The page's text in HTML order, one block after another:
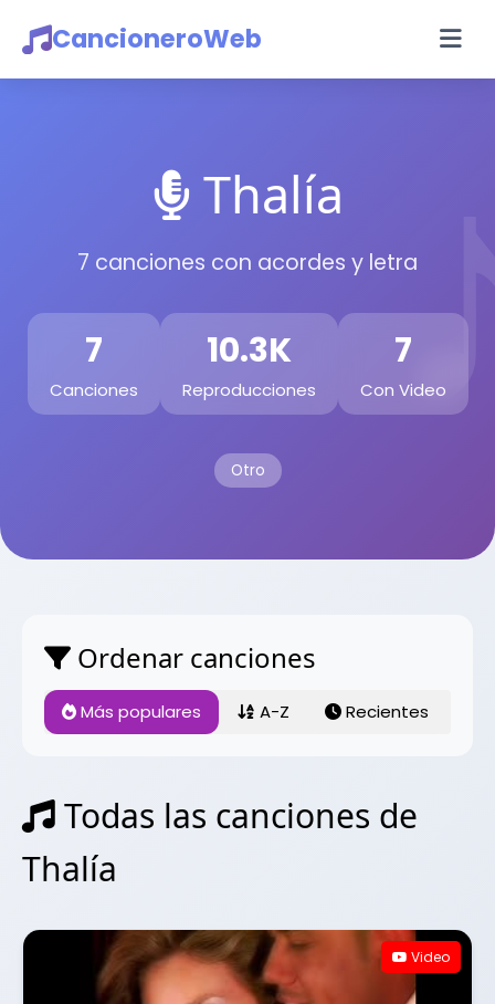
CancioneroWeb
Thalía
7 canciones con acordes y letra
7
Canciones
10.3K
Reproducciones
7
Con Video
Otro
Ordenar canciones
Más populares A-Z Recientes
Todas las canciones de
Thalía
Video